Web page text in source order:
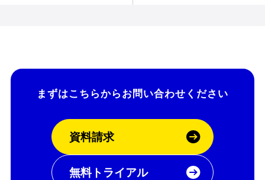
まずはこちらから お問い合わせください
資料請求
無料トライアル